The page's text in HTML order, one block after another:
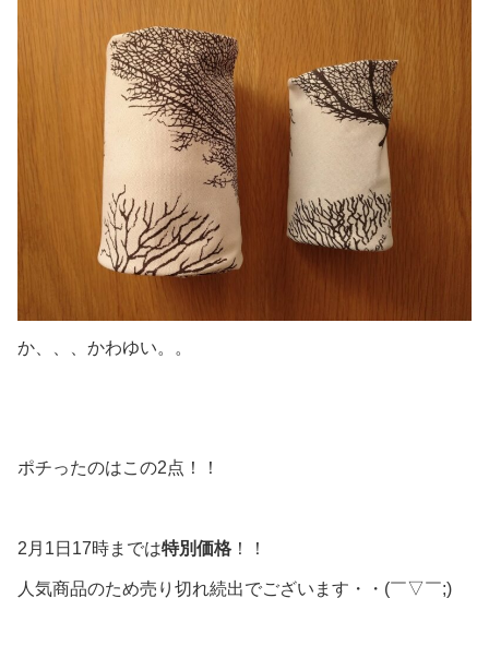
か、、、かわゆい。。
ポチったのはこの2点！！
2月1日17時までは特別価格 ！！
人気商品のため売り切れ続出でございます・・(￣▽￣;)